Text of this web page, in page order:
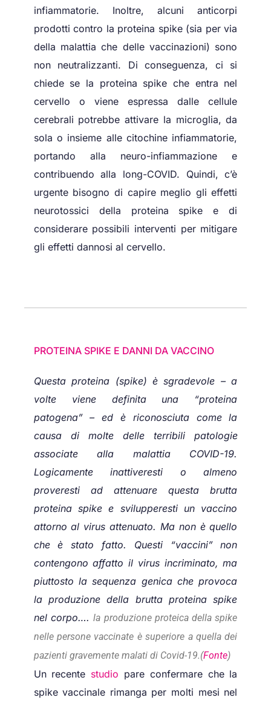
infiammatorie. Inoltre, alcuni anticorpi
prodotti contro la proteina spike (sia per via
della malattia che delle vaccinazioni) sono
non neutralizzanti. Di conseguenza, ci si
chiede se la proteina spike che entra nel
cervello o viene espressa dalle cellule
cerebrali potrebbe attivare la microglia, da
sola o insieme alle citochine infiammatorie,
portando alla neuro-infiammazione e
contribuendo alla long-COVID. Quindi, c’è
urgente bisogno di capire meglio gli effetti
neurotossici della proteina spike e di
considerare possibili interventi per mitigare
gli effetti dannosi al cervello.
PROTEINA SPIKE E DANNI DA VACCINO
Questa proteina (spike) è sgradevole – a
volte viene definita una “proteina
patogena” – ed è riconosciuta come la
causa di molte
delle terribili patologie
associate alla malattia COVID-19.
Logicamente inattiveresti o almeno
proveresti ad attenuare questa brutta
proteina spike e svilupperesti un vaccino
attorno al virus attenuato. Ma non è quello
che è stato fatto. Questi “vaccini” non
contengono affatto il virus incriminato, ma
piuttosto la sequenza genica che provoca
la produzione della brutta proteina spike
nel corpo….la produzione proteica della spike
nelle persone vaccinate è superiore a quella dei
pazienti gravemente malati di Covid-19.(Fonte)
Un recente studio pare confermare che la
spike vaccinale rimanga per molti mesi nel